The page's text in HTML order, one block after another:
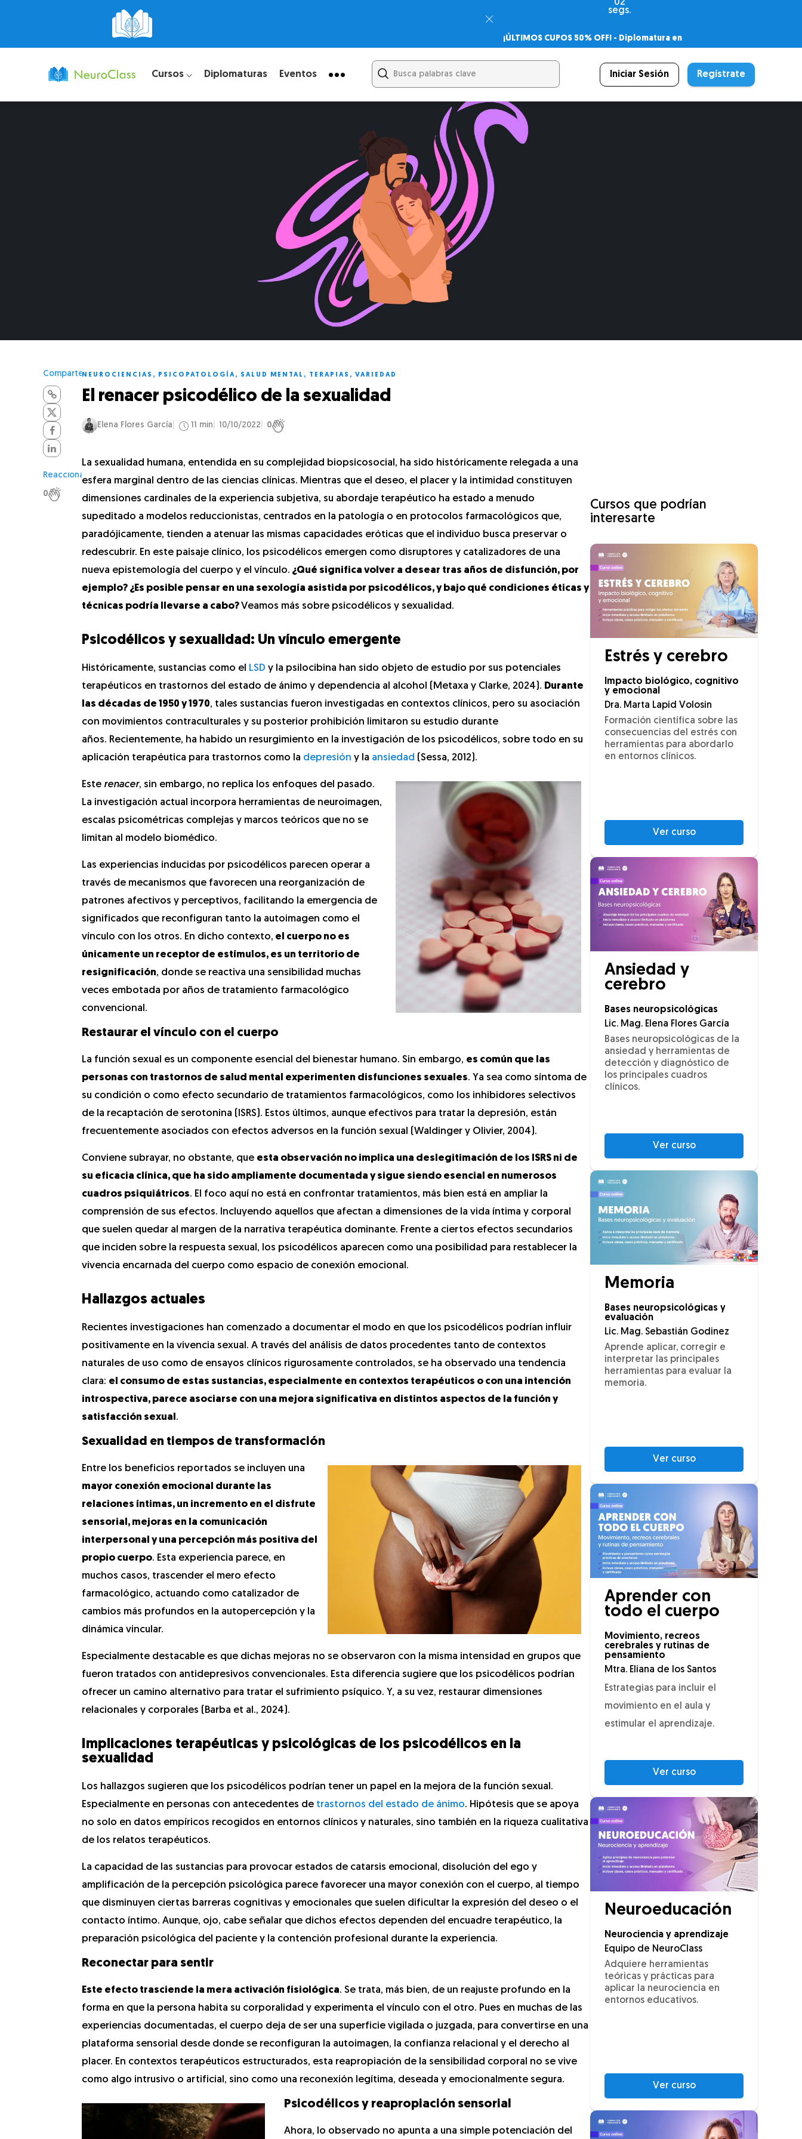
00
segs.
¡ÚLTIMOS CUPOS 50% OFF! - Diplomatura en
– Certificado Universitario
Cursos ⌵ Diplomaturas Eventos Iniciar Sesión Regístrate
Comparte
Reacciona
0
NEUROCIENCIAS , PSICOPATOLOGÍA, SALUD MENTAL , TERAPIAS , VARIEDAD
El renacer psicodélico de la sexualidad
Elena Flores García 11 min 10/10/2022 0
La sexualidad humana, entendida en su complejidad biopsicosocial, ha sido históricamente relegada a una
esfera marginal dentro de las ciencias clínicas. Mientras que el deseo, el placer y la intimidad constituyen
dimensiones cardinales de la experiencia subjetiva, su abordaje terapéutico ha estado a menudo
supeditado a modelos reduccionistas, centrados en la patología o en protocolos farmacológicos que,
paradójicamente, tienden a atenuar las mismas capacidades eróticas que el individuo busca preservar o
redescubrir. En este paisaje clínico, los psicodélicos emergen como disruptores y catalizadores de una
nueva epistemología del cuerpo y el vínculo. ¿Qué significa volver a desear tras años de disfunción, por
ejemplo? ¿Es posible pensar en una sexología asistida por psicodélicos, y bajo qué condiciones éticas y
técnicas podría llevarse a cabo?Veamos más sobre psicodélicos y sexualidad.
Psicodélicos y sexualidad: Un vínculo emergente
Históricamente, sustancias como el LSD y la psilocibina han sido objeto de estudio por sus potenciales
terapéuticos en trastornos del estado de ánimo y dependencia al alcohol (Metaxa y Clarke, 2024). Durante
las décadas de 1950 y 1970, tales sustancias fueron investigadas en contextos clínicos, pero su asociación
con movimientos contraculturales y su posterior prohibición limitaron su estudio durante
años. Recientemente, ha habido un resurgimiento en la investigación de los psicodélicos, sobre todo en su
aplicación terapéutica para trastornos como la depresión y la ansiedad (Sessa, 2012).​
Este renacer, sin embargo, no replica los enfoques del pasado.
La investigación actual incorpora herramientas de neuroimagen,
escalas psicométricas complejas y marcos teóricos que no se
limitan al modelo biomédico.
Las experiencias inducidas por psicodélicos parecen operar a
través de mecanismos que favorecen una reorganización de
patrones afectivos y perceptivos, facilitando la emergencia de
significados que reconfiguran tanto la autoimagen como el
vínculo con los otros. En dicho contexto, el cuerpo no es
únicamente un receptor de estímulos, es un territorio de
resignificación, donde se reactiva una sensibilidad muchas
veces embotada por años de tratamiento farmacológico
convencional.
Restaurar el vínculo con el cuerpo
La función sexual es un componente esencial del bienestar humano. Sin embargo, es común que las
personas con trastornos de salud mental experimenten disfunciones sexuales. Ya sea como síntoma de
su condición o como efecto secundario de tratamientos farmacológicos, como los inhibidores selectivos
de la recaptación de serotonina (ISRS). Estos últimos, aunque efectivos para tratar la depresión, están
frecuentemente asociados con efectos adversos en la función sexual (Waldinger y Olivier, 2004).
Conviene subrayar, no obstante, que esta observación no implica una deslegitimación de los ISRS ni de
su eficacia clínica, que ha sido ampliamente documentada y sigue siendo esencial en numerosos
cuadros psiquiátricos. El foco aquí no está en confrontar tratamientos, más bien está en ampliar la
comprensión de sus efectos. Incluyendo aquellos que afectan a dimensiones de la vida íntima y corporal
que suelen quedar al margen de la narrativa terapéutica dominante. Frente a ciertos efectos secundarios
que inciden sobre la respuesta sexual, los psicodélicos aparecen como una posibilidad para restablecer la
vivencia encarnada del cuerpo como espacio de conexión emocional.
Hallazgos actuales
Recientes investigaciones han comenzado a documentar el modo en que los psicodélicos podrían influir
positivamente en la vivencia sexual. A través del análisis de datos procedentes tanto de contextos
naturales de uso como de ensayos clínicos rigurosamente controlados, se ha observado una tendencia
clara: el consumo de estas sustancias, especialmente en contextos terapéuticos o con una intención
introspectiva, parece asociarse con una mejora significativa en distintos aspectos de la función y
satisfacción sexual .
Sexualidad en tiempos de transformación
Entre los beneficios reportados se incluyen una
mayor conexión emocional durante las
relaciones íntimas, un incremento en el disfrute
sensorial, mejoras en la comunicación
interpersonal y una percepción más positiva del
propio cuerpo. Esta experiencia parece, en
muchos casos, trascender el mero efecto
farmacológico, actuando como catalizador de
cambios más profundos en la autopercepción y la
dinámica vincular.
Especialmente destacable es que dichas mejoras no se observaron con la misma intensidad en grupos que
fueron tratados con antidepresivos convencionales. Esta diferencia sugiere que los psicodélicos podrían
ofrecer un camino alternativo para tratar el sufrimiento psíquico. Y, a su vez, restaurar dimensiones
relacionales y corporales (Barba et al., 2024).
Implicaciones terapéuticas y psicológicas de los psicodélicos en la
sexualidad
Los hallazgos sugieren que los psicodélicos podrían tener un papel en la mejora de la función sexual.
Especialmente en personas con antecedentes de trastornos del estado de ánimo. Hipótesis que se apoya
no solo en datos empíricos recogidos en entornos clínicos y naturales, sino también en la riqueza cualitativa
de los relatos terapéuticos.
La capacidad de las sustancias para provocar estados de catarsis emocional, disolución del ego y
amplificación de la percepción psicológica parece favorecer una mayor conexión con el cuerpo, al tiempo
que disminuyen ciertas barreras cognitivas y emocionales que suelen dificultar la expresión del deseo o el
contacto íntimo. Aunque, ojo, cabe señalar que dichos efectos dependen del encuadre terapéutico, la
preparación psicológica del paciente y la contención profesional durante la experiencia.
Reconectar para sentir
Este efecto trasciende la mera activación fisiológica. Se trata, más bien, de un reajuste profundo en la
forma en que la persona habita su corporalidad y experimenta el vínculo con el otro. Pues en muchas de las
experiencias documentadas, el cuerpo deja de ser una superficie vigilada o juzgada, para convertirse en una
plataforma sensorial desde donde se reconfiguran la autoimagen, la confianza relacional y el derecho al
placer. En contextos terapéuticos estructurados, esta reapropiación de la sensibilidad corporal no se vive
como algo intrusivo o artificial, sino como una reconexión legítima, deseada y emocionalmente segura.
Psicodélicos y reapropiación sensorial
Ahora, lo observado no apunta a una simple potenciación del
Cursos que podrían
interesarte
Estrés y cerebro
Impacto biológico, cognitivo
y emocional
Dra. Marta Lapid Volosin
Formación científica sobre las
consecuencias del estrés con
herramientas para abordarlo
en entornos clínicos.
Ver curso
Ansiedad y
cerebro
Bases neuropsicológicas
Lic. Mag. Elena Flores García
Bases neuropsicológicas de la
ansiedad y herramientas de
detección y diagnóstico de
los principales cuadros
clínicos.
Ver curso
Memoria
Bases neuropsicológicas y
evaluación
Lic. Mag. Sebastián Godinez
Aprende aplicar, corregir e
interpretar las principales
herramientas para evaluar la
memoria.
Ver curso
Aprender con
todo el cuerpo
Movimiento, recreos
cerebrales y rutinas de
pensamiento
Mtra. Eliana de los Santos
Estrategias para incluir el
movimiento en el aula y
estimular el aprendizaje.
Ver curso
Neuroeducación
Neurociencia y aprendizaje
Equipo de NeuroClass
Adquiere herramientas
teóricas y prácticas para
aplicar la neurociencia en
entornos educativos.
Ver curso